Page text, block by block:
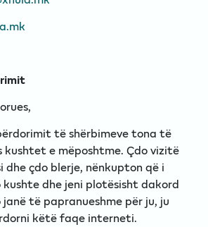
të shërbimeve tona të
kushtet e mëposhtme. Çdo vizitë
dhe çdo blerje, nënkupton që i
dhe jeni plotësisht dakord
të papranueshme për ju, ju
këtë faqe interneti.